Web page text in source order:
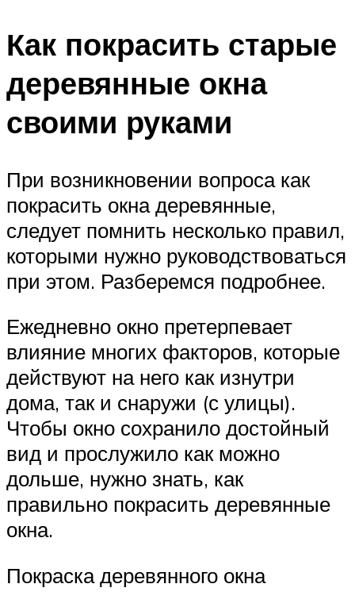
Как покрасить старые
деревянные окна
своими руками
При возникновении вопроса как
покрасить окна деревянные,
следует помнить несколько правил,
которыми нужно руководствоваться
при этом. Разберемся подробнее.
Ежедневно окно претерпевает
влияние многих факторов, которые
действуют на него как изнутри
дома, так и снаружи (с улицы).
Чтобы окно сохранило достойный
вид и прослужило как можно
дольше, нужно знать, как
правильно покрасить деревянные
окна.
Покраска деревянного окна